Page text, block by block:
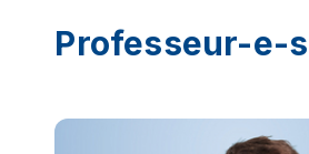
Professeur-e-s